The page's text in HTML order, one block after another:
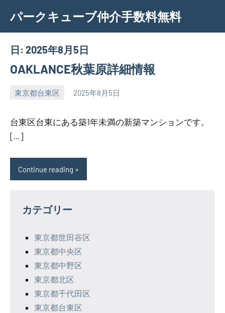
content
パークキューブ仲介手数料無料
日: 2025年8月5日
OAKLANCE秋葉原詳細情報
東京都台東区 2025年8月5日
SEZIMO
台東区台東にある築1年未満の新築マンションです。
[…]
Continue reading
カテゴリー
東京都世田谷区
東京都中央区
東京都中野区
東京都北区
東京都千代田区
東京都台東区